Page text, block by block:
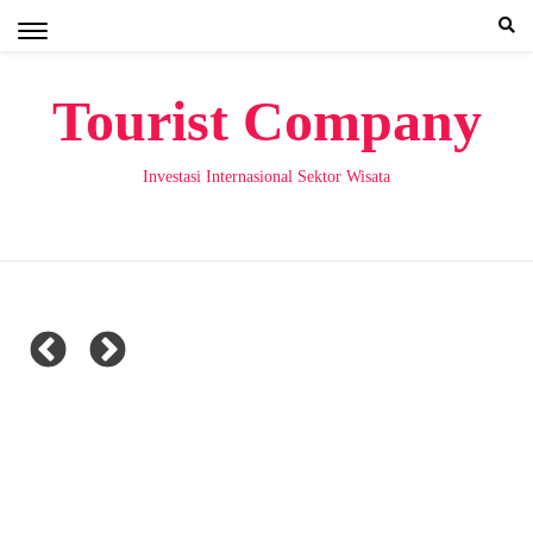
Tourist Company
Investasi Internasional Sektor Wisata